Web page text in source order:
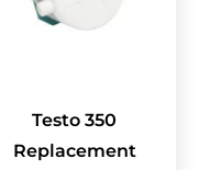
Testo 350
Replacement